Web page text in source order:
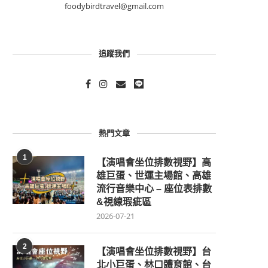
foodybirdtravel@gmail.com
追蹤我們
熱門文章
1
【演唱會坐位排數視野】高
雄巨蛋、世運主場館、高雄
流行音樂中心 – 座位表排數
&視線瑕疵區
2026-07-21
2
【演唱會坐位排數視野】台
北小巨蛋、林口體育館、台